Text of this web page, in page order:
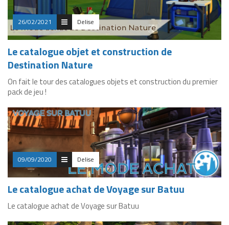
26/02/2021 Delise
Le catalogue objet et construction de
Destination Nature
On fait le tour des catalogues objets et construction du premier
pack de jeu !
09/09/2020 Delise
Le catalogue achat de Voyage sur Batuu
Le catalogue achat de Voyage sur Batuu